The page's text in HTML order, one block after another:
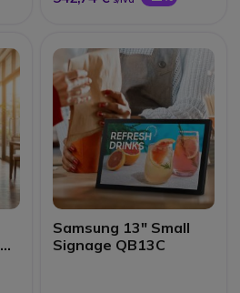
Samsung 13" Small
Signage QB13C